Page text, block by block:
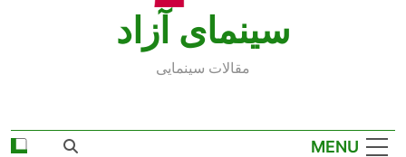
سينماى آزاد
مقالات سينمايى
MENU